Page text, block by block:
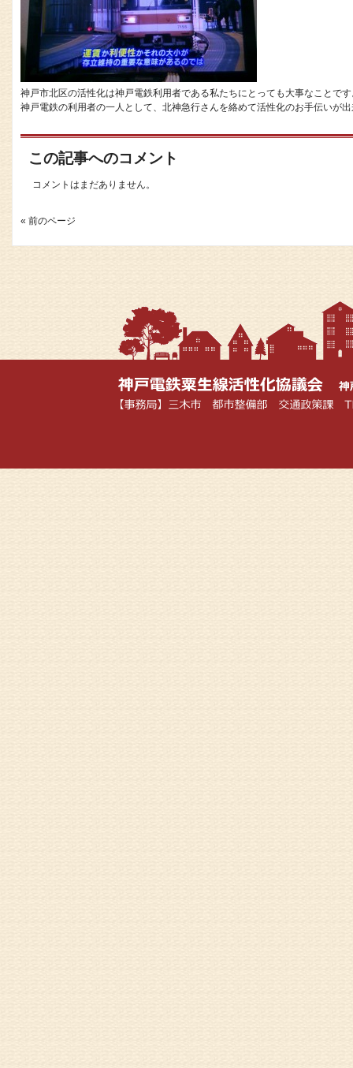
神戸市北区の活性化は神戸電鉄利用者である私たちにとっても大事なことで
神戸電鉄の利用者の一人として、北神急行さんを絡めて活性化のお手伝いが
この記事へのコメント
コメントはまだありません。
« 前のページ